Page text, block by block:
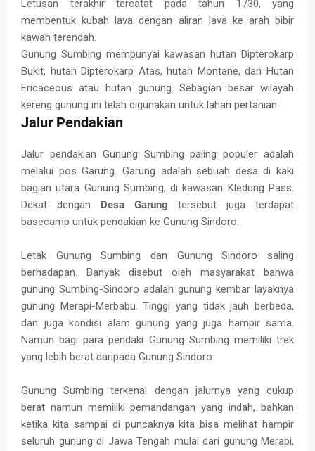
Letusan terakhir tercatat pada tahun 1730, yang
membentuk kubah lava dengan aliran lava ke arah bibir
kawah terendah.
Gunung Sumbing mempunyai kawasan hutan Dipterokarp
Bukit, hutan Dipterokarp Atas, hutan Montane, dan Hutan
Ericaceous atau hutan gunung. Sebagian besar wilayah
kereng gunung ini telah digunakan untuk lahan pertanian.
Jalur Pendakian
Jalur pendakian Gunung Sumbing paling populer adalah
melalui pos Garung. Garung adalah sebuah desa di kaki
bagian utara Gunung Sumbing, di kawasan Kledung Pass.
Dekat dengan
Desa Garung tersebut juga terdapat
basecamp untuk pendakian ke Gunung Sindoro.
Letak Gunung Sumbing dan Gunung Sindoro saling
berhadapan. Banyak disebut oleh masyarakat bahwa
gunung Sumbing-Sindoro adalah gunung kembar layaknya
gunung Merapi-Merbabu. Tinggi yang tidak jauh berbeda,
dan juga kondisi alam gunung yang juga hampir sama.
Namun bagi para pendaki Gunung Sumbing memiliki trek
yang lebih berat daripada Gunung Sindoro.
Gunung Sumbing terkenal dengan jalurnya yang cukup
berat namun memiliki pemandangan yang indah, bahkan
ketika kita sampai di puncaknya kita bisa melihat hampir
seluruh gunung di Jawa Tengah mulai dari gunung Merapi,